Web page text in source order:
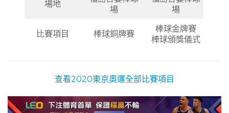
場地
場
場
比賽項目 棒球銅牌賽
棒球金牌賽
棒球頒獎儀式
查看2020東京奧運全部比賽項目